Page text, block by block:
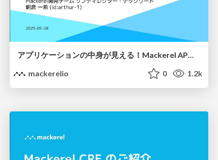
アプリケーションの中身が見える！Mackerel APMの全貌と展望 / Mackerel APMリリースパーティ
mackerelio
0 1.2k